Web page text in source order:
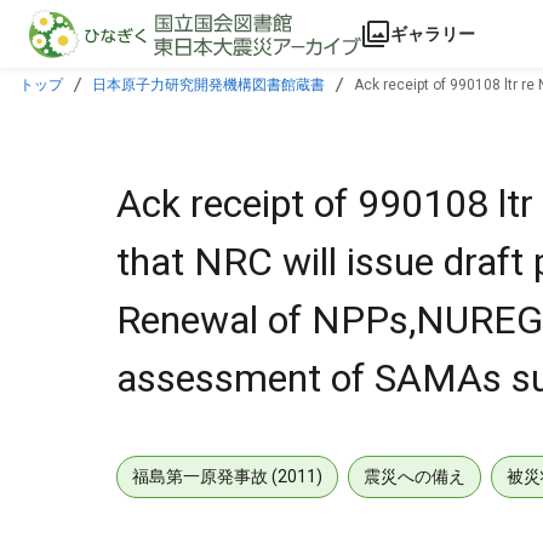
本文に飛ぶ
ギャラリー
トップ 日本原子力研究開発機構図書館蔵書
Ack receipt of 990108 ltr re
Ack receipt of 990108
that NRC will issue draft
Renewal of
assessment of SAMAs
福島第一原発事故 (2011) 震災への備え 被災